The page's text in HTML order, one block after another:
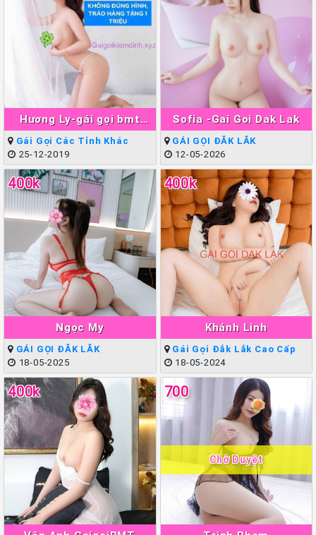
Hương Ly-gái gọi bmt
Xinh Teen Đẹp
Gái Gọi Các Tỉnh Khác
25-12-2019
Sofia -Gai Goi Dak Lak
GÁI GỌI ĐẮK LẮK
12-05-2026
Ngọc My
400k
GÁI GỌI ĐẮK LẮK
18-05-2025
Khánh Linh
400k
Gái Gọi Đắk Lắk Cao Cấp
18-05-2024
400k 700
Chờ Duyệt